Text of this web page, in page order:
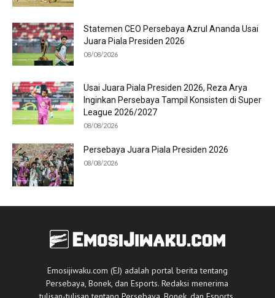
Statemen CEO Persebaya Azrul Ananda Usai
Juara Piala Presiden 2026
08/08/2026
Usai Juara Piala Presiden 2026, Reza Arya
Inginkan Persebaya Tampil Konsisten di Super
League 2026/2027
08/08/2026
Persebaya Juara Piala Presiden 2026
08/08/2026
Emosijiwaku.com (EJ) adalah portal berita tentang
Persebaya, Bonek, dan Esports. Redaksi menerima